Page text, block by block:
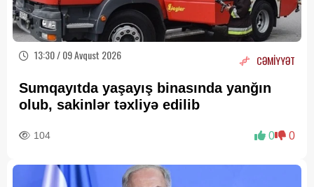
13:30 / 09 Avqust 2026 CƏMİYYƏT
Sumqayıtda yaşayış binasında yanğın
olub, sakinlər təxliyə edilib
104 0 0